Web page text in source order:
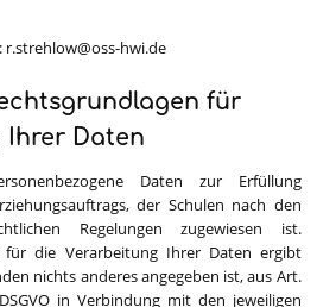
r.strehlow@oss-hwi.de
für
Ihrer Daten
Daten zur Erfüllung
der Schulen nach den
Regelungen zugewiesen ist.
für die Verarbeitung Ihrer Daten ergibt
nichts anderes angegeben ist, aus Art.
in Verbindung mit den jeweiligen